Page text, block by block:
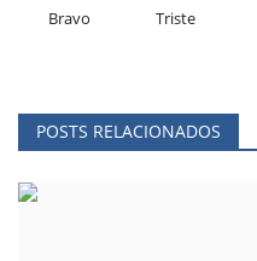
Bravo Triste
POSTS RELACIONADOS